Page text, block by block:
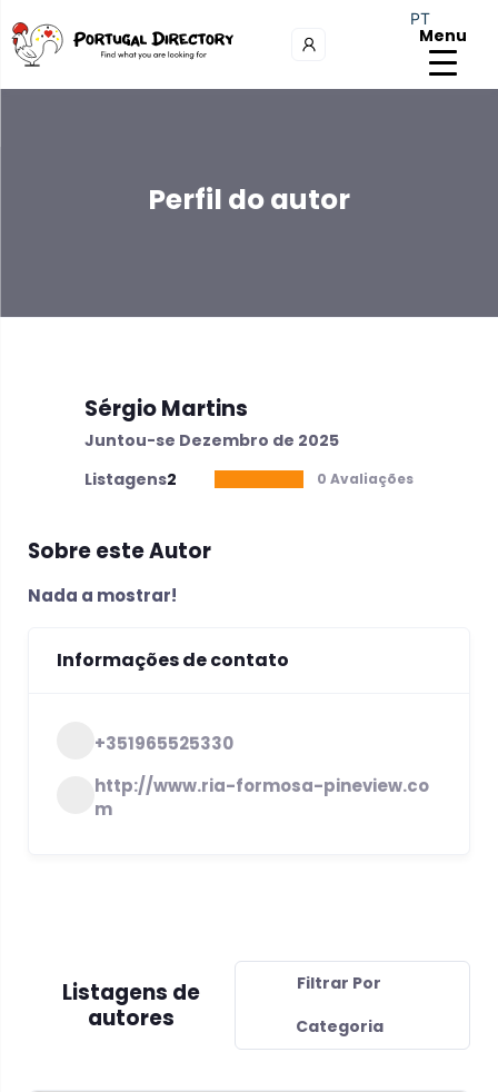
Menu
Perfil do autor
Sérgio Martins
Juntou-se Dezembro de 2025
Listagens2 0 Avaliações
Sobre este Autor
Nada a mostrar!
Informações de contato
+351965525330
http://www.ria-formosa-pineview.co
m
Listagens de
autores
Filtrar Por
Categoria
PT